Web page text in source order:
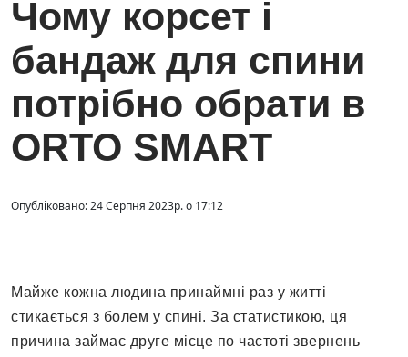
Чому корсет і
бандаж для спини
потрібно обрати в
ORTO SMART
Опубліковано: 24 Серпня 2023р. о 17:12
Майже кожна людина принаймні раз у житті
стикається з болем у спині. За статистикою, ця
причина займає друге місце по частоті звернень